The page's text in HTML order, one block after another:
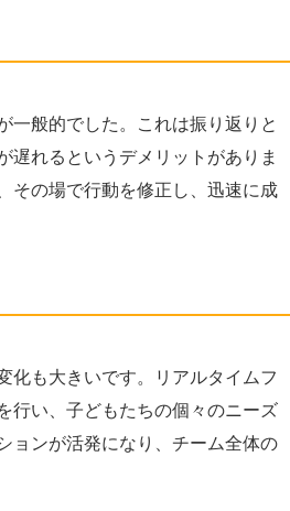
一般的でした。これは振り返りと
遅れるというデメリットがありま
その場で行動を修正し、迅速に成
化も大きいです。リアルタイムフ
行い、子どもたちの個々のニーズ
ョンが活発になり、チーム全体の